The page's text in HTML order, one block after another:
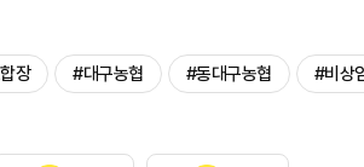
장 #대구농협 #동대구농협 #비상